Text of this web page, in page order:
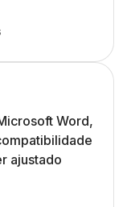
Word,
ajustado